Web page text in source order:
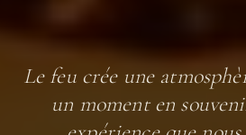
Le feu crée une
un moment en